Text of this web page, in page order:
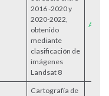
2016 -2020 y
2020-2022,
obtenido
mediante
clasificación de
imágenes
Landsat 8
Cartografía de